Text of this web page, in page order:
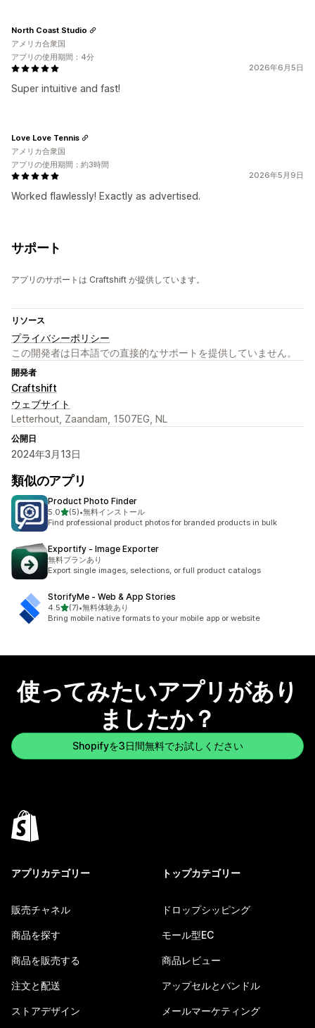
2026年6月5日
Super intuitive and fast!
North Coast Studio
アメリカ合衆国
アプリの使用期間：4分
2026年5月9日
Worked flawlessly! Exactly as advertised.
Love Love Tennis
アメリカ合衆国
アプリの使用期間：約3時間
サポート
アプリのサポートは Craftshift が提供しています。
リソース
プライバシーポリシー
この開発者は日本語での直接的なサポートを提供していません。
開発者
Craftshift
ウェブサイト
Letterhout, Zaandam, 1507EG, NL
公開日
2024年3月13日
類似のアプリ
Product Photo Finder
5.05つ星中
(5)
合計レビュー数：5件
•無料インストール
Find professional product photos for branded products in bulk
Exportify ‑ Image Exporter
無料プランあり
Export single images, selections, or full product catalogs
StorifyMe ‑ Web & App Stories
4.55つ星中
(7)
合計レビュー数：7件
•無料体験あり
Bring mobile native formats to your mobile app or website
使ってみたいアプリがあり
ましたか？
Shopifyを3日間無料でお試しください
アプリカテゴリー
販売チャネル
商品を探す
商品を販売する
注文と配送
ストアデザイン
トップカテゴリー
ドロップシッピング
モール型EC
商品レビュー
アップセルとバンドル
メールマーケティング